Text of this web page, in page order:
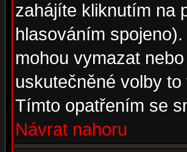
zahájíte kliknutím na
hlasováním
mohou vymazat
uskutečněné volby
Tímto opatřením se
Návrat nahoru